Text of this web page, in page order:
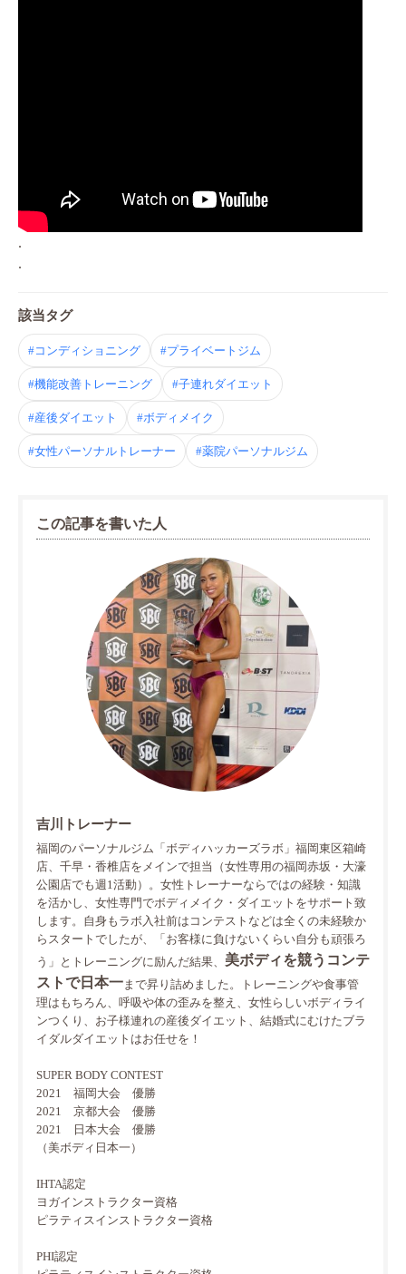
.
.
該当タグ
#コンディショニング #プライベートジム
#機能改善トレーニング #子連れダイエット
#産後ダイエット #ボディメイク
#女性パーソナルトレーナー #薬院パーソナルジム
この記事を書いた人
吉川トレーナー
福岡のパーソナルジム「ボディハッカーズラボ」福岡東区箱崎
店、千早・香椎店をメインで担当（女性専用の福岡赤坂・大濠
公園店でも週1活動）。女性トレーナーならではの経験・知識
を活かし、女性専門でボディメイク・ダイエットをサポート致
します。自身もラボ入社前はコンテストなどは全くの未経験か
らスタートでしたが、「お客様に負けないくらい自分も頑張ろ
う」とトレーニングに励んだ結果、 美ボディを競うコンテ
ストで日本一 まで昇り詰めました。トレーニングや食事管
理はもちろん、呼吸や体の歪みを整え、女性らしいボディライ
ンつくり、お子様連れの産後ダイエット、結婚式にむけたブラ
イダルダイエットはお任せを！
SUPER BODY CONTEST
2021 福岡大会 優勝
2021 京都大会 優勝
2021 日本大会 優勝
（美ボディ日本一）
IHTA認定
ヨガインストラクター資格
ピラティスインストラクター資格
PHI認定